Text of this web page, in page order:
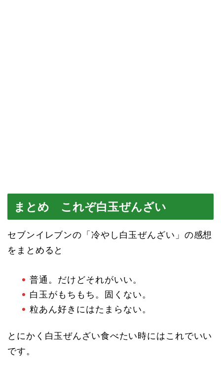
まとめ これぞ白玉ぜんざい
セブンイレブンの「冷やし白玉ぜんざい」の感想
をまとめると
普通。だけどそれがいい。
白玉がもちもち。固くない。
粒あん好きにはたまらない。
とにかく白玉ぜんざい食べたい時にはこれでいい
です。